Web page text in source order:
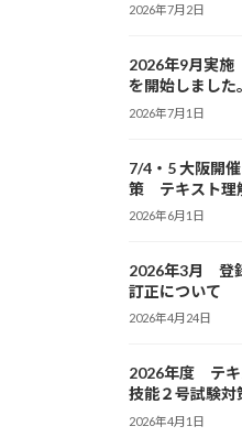
2026年7月2日
2026年9月実
を開始しました。
2026年7月1日
7/4・5 大阪開
策 テキスト理
2026年6月1日
2026年3月 登
訂正について
2026年4月24日
2026年度 テキ
技能２号試験対
2026年4月1日